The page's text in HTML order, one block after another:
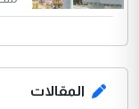
المقالات